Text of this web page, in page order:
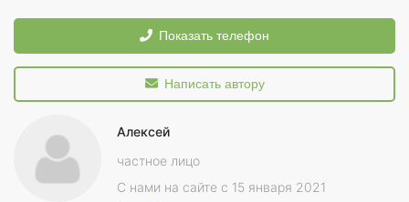
Показать телефон
Написать автору
Алексей
частное лицо
С нами на сайте с 15 января 2021